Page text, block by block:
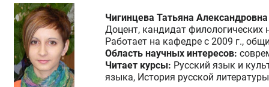
Чигинцева Татьяна Александровна
Доцент, кандидат филологических
Работает на кафедре с 2009 г.,
Область научных интересов:
Читает курсы: Русский язык и
языка, История русской